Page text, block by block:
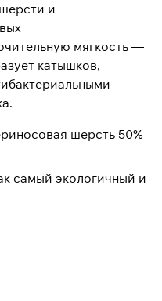
и
мягкость —
катышков,
шерсть 50%
самый экологичный и